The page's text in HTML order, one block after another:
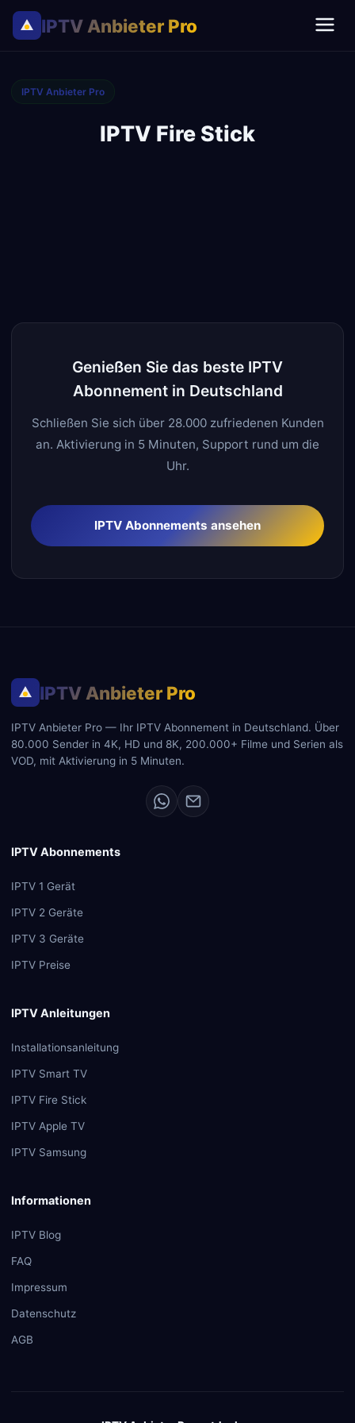
IPTV Anbieter Pro
IPTV Anbieter Pro
IPTV Fire Stick
Genießen Sie das beste IPTV
Abonnement in Deutschland
Schließen Sie sich über 28.000 zufriedenen Kunden
an. Aktivierung in 5 Minuten, Support rund um die
Uhr.
IPTV Abonnements ansehen
IPTV Anbieter Pro
IPTV Anbieter Pro — Ihr IPTV Abonnement in Deutschland. Über
80.000 Sender in 4K, HD und 8K, 200.000+ Filme und Serien als
VOD, mit Aktivierung in 5 Minuten.
IPTV Abonnements
IPTV 1 Gerät
IPTV 2 Geräte
IPTV 3 Geräte
IPTV Preise
IPTV Anleitungen
Installationsanleitung
IPTV Smart TV
IPTV Fire Stick
IPTV Apple TV
IPTV Samsung
Informationen
IPTV Blog
FAQ
Impressum
Datenschutz
AGB